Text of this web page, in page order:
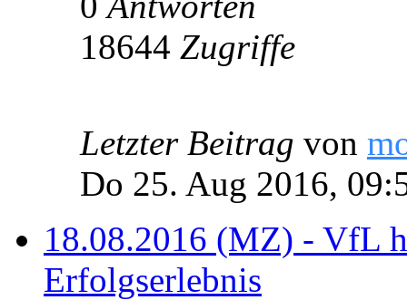
18644 Zugriffe
Letzter Beitrag von
Do 25. Aug 2016,
18.08.2016 (MZ) - VfL
Erfolgserlebnis